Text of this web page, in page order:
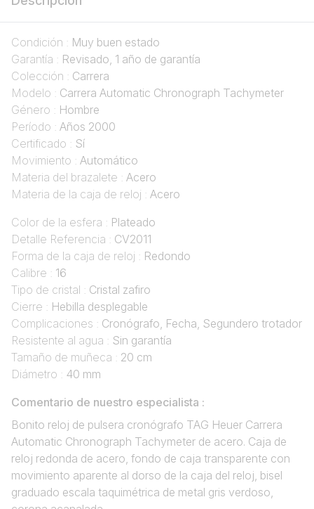
Condición : Muy buen estado
Garantía : Revisado, 1 año de garantía
Colección : Carrera
Modelo : Carrera Automatic Chronograph Tachymeter
Género : Hombre
Período : Años 2000
Certificado : Sí
Movimiento : Automático
Materia del brazalete : Acero
Materia de la caja de reloj : Acero
Color de la esfera : Plateado
Detalle Referencia : CV2011
Forma de la caja de reloj : Redondo
Calibre : 16
Tipo de cristal : Cristal zafiro
Cierre : Hebilla desplegable
Complicaciones : Cronógrafo, Fecha, Segundero trotador
Resistente al agua : Sin garantía
Tamaño de muñeca : 20 cm
Diámetro : 40 mm
Comentario de nuestro especialista :
Bonito reloj de pulsera cronógrafo TAG Heuer Carrera
Automatic Chronograph Tachymeter de acero. Caja de
reloj redonda de acero, fondo de caja transparente con
movimiento aparente al dorso de la caja del reloj, bisel
graduado escala taquimétrica de metal gris verdoso,